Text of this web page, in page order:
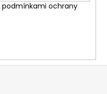
podmínkami ochrany